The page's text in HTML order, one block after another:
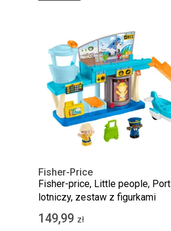
Fisher-Price
Fisher-price, Little people, Port
lotniczy, zestaw z figurkami
149,99 zł